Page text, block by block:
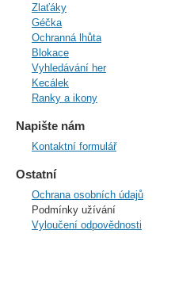
Zlaťáky
Géčka
Ochranná lhůta
Blokace
Vyhledávání her
Kecálek
Ranky a ikony
Napište nám
Kontaktní formulář
Ostatní
Ochrana osobních údajů
Podmínky užívání
Vyloučení odpovědnosti